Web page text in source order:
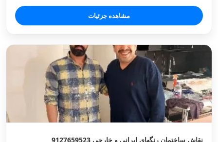
مشاهده جزئیات
نقاش ساختمان رنگهای ایرانی و خارجی 9127659523